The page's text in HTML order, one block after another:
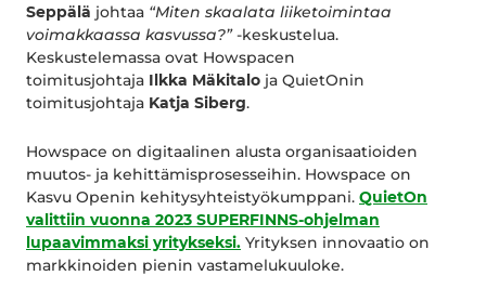
Seppälä johtaa “Miten skaalata liiketoimintaa
voimakkaassa kasvussa?”-keskustelua.
Keskustelemassa ovat Howspacen
toimitusjohtaja Ilkka Mäkitalo ja QuietOnin
toimitusjohtaja Katja Siberg.
Howspace on digitaalinen alusta organisaatioiden
muutos- ja kehittämisprosesseihin. Howspace on
Kasvu Openin kehitysyhteistyökumppani. QuietOn
valittiin vuonna 2023 SUPERFINNS-ohjelman
lupaavimmaksi yritykseksi. Yrityksen innovaatio on
markkinoiden pienin vastamelukuuloke.